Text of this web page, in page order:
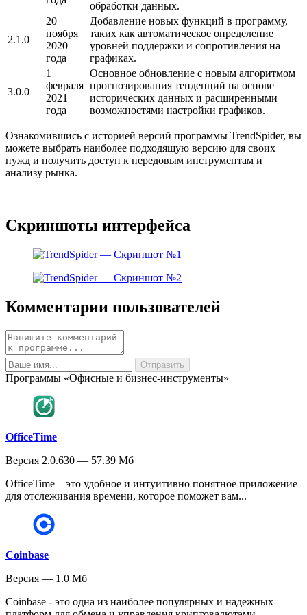
обработки данных.
2.1.0
20
ноября
2020
года
Добавление новых функций в программу,
таких как автоматическое определение
уровней поддержки и сопротивления на
графиках.
3.0.0
1
февраля
2021
года
Основное обновление с новым алгоритмом
прогнозирования тенденций на основе
исторических данных и расширенными
возможностями настройки графиков.
Ознакомившись с историей версий программы TrendSpider, вы
можете выбрать наиболее подходящую версию для своих
нужд и получить доступ к передовым инструментам и
анализу рынка.
Скриншоты интерфейса
Комментарии пользователей
Программы «Офисные и бизнес-инструменты»
OfficeTime
Версия 2.0.630 — 57.39 Мб
OfficeTime – это удобное и интуитивно понятное приложение
для отслеживания времени, которое поможет вам...
Coinbase
Версия — 1.0 Мб
Coinbase - это одна из наиболее популярных и надежных